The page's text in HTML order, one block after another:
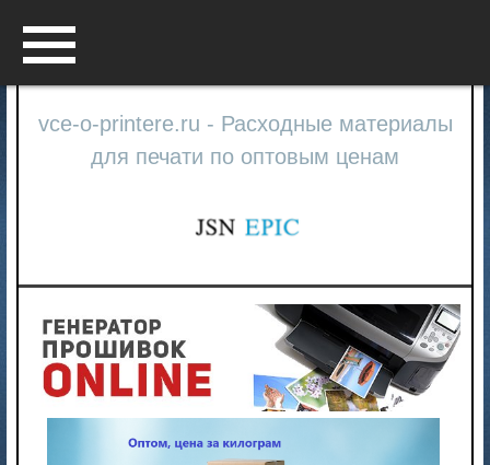
vce-o-printere.ru - Расходные материалы
для печати по оптовым ценам